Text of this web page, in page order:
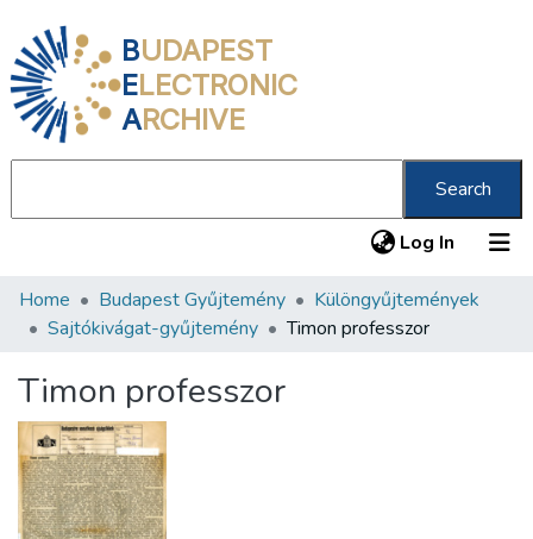
BUDAPEST
ELECTRONIC
ARCHIVE
Search
Log In (current)
Communities & Collections
Statistics
About us
Home Budapest Gyűjtemény
Különgyűjtemények
Sajtókivágat-gyűjtemény
Timon professzor
Timon professzor